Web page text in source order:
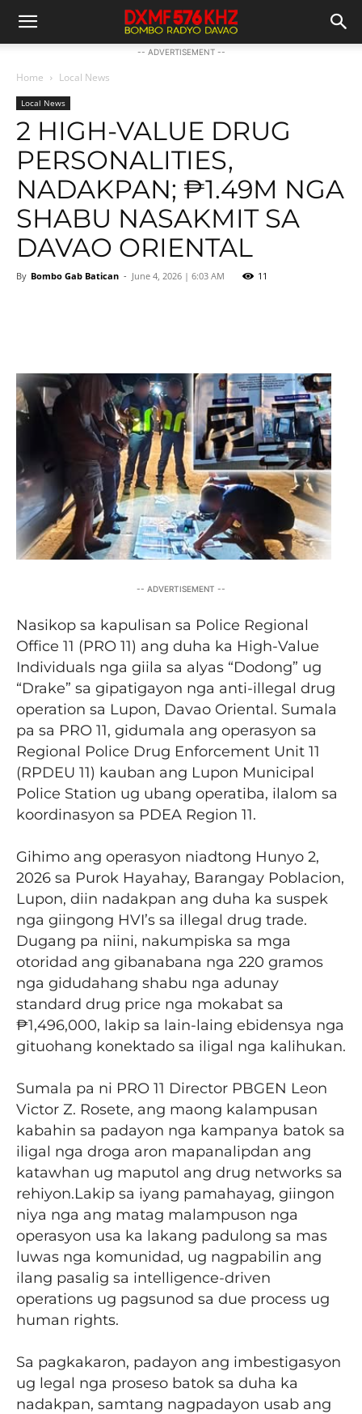
-- ADVERTISEMENT --
Home Local News
Local News
2 HIGH-VALUE DRUG
PERSONALITIES,
NADAKPAN; ₱1.49M NGA
SHABU NASAKMIT SA
DAVAO ORIENTAL
By Bombo Gab Batican - June 4, 2026 | 6:03 AM 11
-- ADVERTISEMENT --
Nasikop sa kapulisan sa Police Regional
Office 11 (PRO 11) ang duha ka High-Value
Individuals nga giila sa alyas “Dodong” ug
“Drake” sa gipatigayon nga anti-illegal drug
operation sa Lupon, Davao Oriental. Sumala
pa sa PRO 11, gidumala ang operasyon sa
Regional Police Drug Enforcement Unit 11
(RPDEU 11) kauban ang Lupon Municipal
Police Station ug ubang operatiba, ilalom sa
koordinasyon sa PDEA Region 11.
Gihimo ang operasyon niadtong Hunyo 2,
2026 sa Purok Hayahay, Barangay Poblacion,
Lupon, diin nadakpan ang duha ka suspek
nga giingong HVI’s sa illegal drug trade.
Dugang pa niini, nakumpiska sa mga
otoridad ang gibanabana nga 220 gramos
nga gidudahang shabu nga adunay
standard drug price nga mokabat sa
₱1,496,000, lakip sa lain-laing ebidensya nga
gituohang konektado sa iligal nga kalihukan.
Sumala pa ni PRO 11 Director PBGEN Leon
Victor Z. Rosete, ang maong kalampusan
kabahin sa padayon nga kampanya batok sa
iligal nga droga aron mapanalipdan ang
katawhan ug maputol ang drug networks sa
rehiyon.Lakip sa iyang pamahayag, giingon
niya nga ang matag malampuson nga
operasyon usa ka lakang padulong sa mas
luwas nga komunidad, ug nagpabilin ang
ilang pasalig sa intelligence-driven
operations ug pagsunod sa due process ug
human rights.
Sa pagkakaron, padayon ang imbestigasyon
ug legal nga proseso batok sa duha ka
nadakpan, samtang nagpadayon usab ang